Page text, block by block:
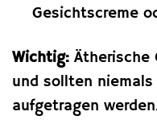
Gesichtscreme
Wichtig: Ätherische
und sollten
aufgetragen